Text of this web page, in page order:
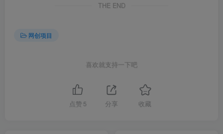
THE END
网创项目
喜欢就支持一下吧
点赞 5 分享 收藏